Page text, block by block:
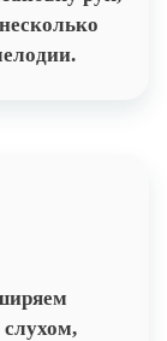
слухом,